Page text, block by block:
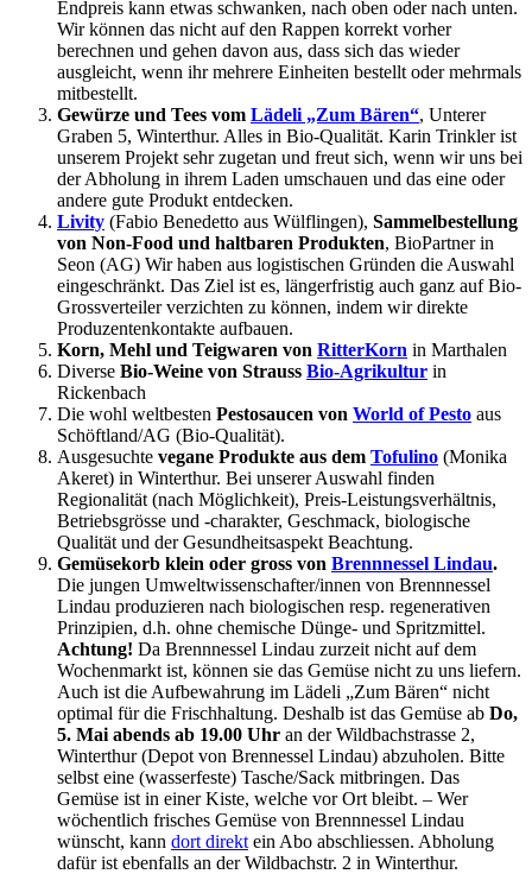
Endpreis kann etwas schwanken, nach oben oder nach unten.
Wir können das nicht auf den Rappen korrekt vorher
berechnen und gehen davon aus, dass sich das wieder
ausgleicht, wenn ihr mehrere Einheiten bestellt oder mehrmals
mitbestellt.
Gewürze und Tees vom Lädeli „Zum Bären“, Unterer
Graben 5, Winterthur. Alles in Bio-Qualität. Karin Trinkler ist
unserem Projekt sehr zugetan und freut sich, wenn wir uns bei
der Abholung in ihrem Laden umschauen und das eine oder
andere gute Produkt entdecken.
Livity (Fabio Benedetto aus Wülflingen), Sammelbestellung
von Non-Food und haltbaren Produkten, BioPartner in
Seon (AG) Wir haben aus logistischen Gründen die Auswahl
eingeschränkt. Das Ziel ist es, längerfristig auch ganz auf Bio-
Grossverteiler verzichten zu können, indem wir direkte
Produzentenkontakte aufbauen.
Korn, Mehl und Teigwaren von RitterKorn in Marthalen
Diverse Bio-Weine von Strauss Bio-Agrikultur in
Rickenbach
Die wohl weltbesten Pestosaucen von World of Pesto aus
Schöftland/AG (Bio-Qualität).
Ausgesuchte vegane Produkte aus dem Tofulino (Monika
Akeret) in Winterthur. Bei unserer Auswahl finden
Regionalität (nach Möglichkeit), Preis-Leistungsverhältnis,
Betriebsgrösse und -charakter, Geschmack, biologische
Qualität und der Gesundheitsaspekt Beachtung.
Gemüsekorb klein oder gross von Brennnessel Lindau.
Die jungen Umweltwissenschafter/innen von Brennnessel
Lindau produzieren nach biologischen resp. regenerativen
Prinzipien, d.h. ohne chemische Dünge- und Spritzmittel.
Achtung! Da Brennnessel Lindau zurzeit nicht auf dem
Wochenmarkt ist, können sie das Gemüse nicht zu uns liefern.
Auch ist die Aufbewahrung im Lädeli „Zum Bären“ nicht
optimal für die Frischhaltung. Deshalb ist das Gemüse ab Do,
5. Mai abends ab 19.00 Uhr an der Wildbachstrasse 2,
Winterthur (Depot von Brennessel Lindau) abzuholen. Bitte
selbst eine (wasserfeste) Tasche/Sack mitbringen. Das
Gemüse ist in einer Kiste, welche vor Ort bleibt. – Wer
wöchentlich frisches Gemüse von Brennnessel Lindau
wünscht, kann dort direkt ein Abo abschliessen. Abholung
dafür ist ebenfalls an der Wildbachstr. 2 in Winterthur.